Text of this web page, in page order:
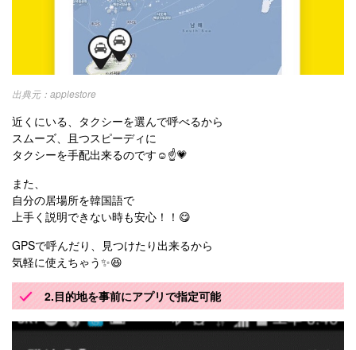
applestore
近くにいる、タクシーを選んで呼べるから
スムーズ、且つスピーディに
タクシーを手配出来るのです☺️☝️💗
また、
自分の居場所を韓国語で
上手く説明できない時も安心！！😋
GPSで呼んだり、見つけたり出来るから
気軽に使えちゃう✨😆
2.目的地を事前にアプリで指定可能